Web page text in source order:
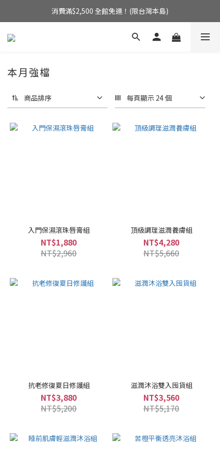
消費滿$2,500 全館免運！(限台灣本島)
消費滿$2,500 全館免運！(限台灣本島)
來自英國的天然療癒系香氛
本月強檔
商品排序 每頁顯示 24 個
入門保濕滾珠唇膏組
NT$1,880
NT$2,960
頂級調理滋潤養膚組
NT$4,280
NT$5,660
抗老修復夏日修護組
NT$3,880
NT$5,200
滋潤沐浴雙入囤貨組
NT$3,560
NT$5,170